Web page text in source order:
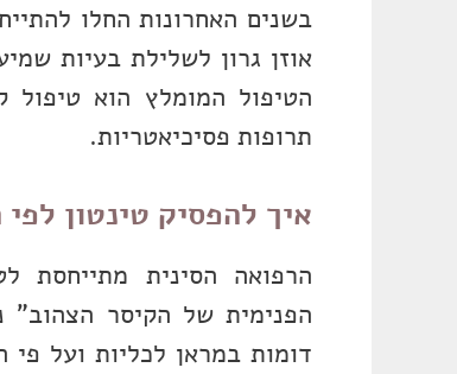
בשנים האחרונות החלו
אוזן גרון לשלילת בעיות
הטיפול המומלץ הוא טיפול
תרופות פסיכיאטריות.
איך להפסיק טינטון
הרפואה הסינית מתייחסת
הפנימית של הקיסר הצהוב"
דומות במראן לכליות ועל